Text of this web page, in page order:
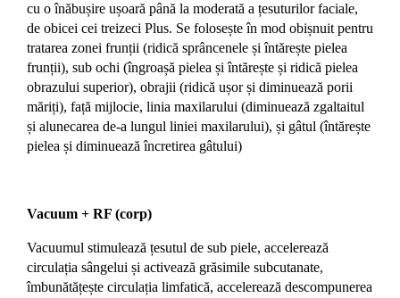
cu o înăbușire ușoară până la moderată a țesuturilor faciale,
de obicei cei treizeci Plus. Se folosește în mod obișnuit pentru
tratarea zonei frunții (ridică sprâncenele și întărește pielea
frunții), sub ochi (îngroașă pielea și întărește și ridică pielea
obrazului superior), obrajii (ridică ușor și diminuează porii
măriți), față mijlocie, linia maxilarului (diminuează zgaltaitul
și alunecarea de-a lungul liniei maxilarului), și gâtul (întărește
pielea și diminuează încretirea gâtului)
Vacuum + RF (corp)
Vacuumul stimulează țesutul de sub piele, accelerează
circulația sângelui și activează grăsimile subcutanate,
îmbunătățește circulația limfatică, accelerează descompunerea